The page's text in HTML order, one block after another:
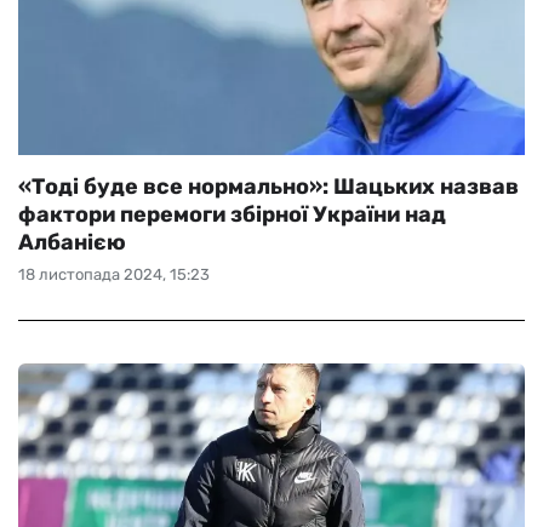
18 листопада 2024, 15:23
«Тоді буде все нормально»: Шацьких назвав
фактори перемоги збірної України над
Албанією